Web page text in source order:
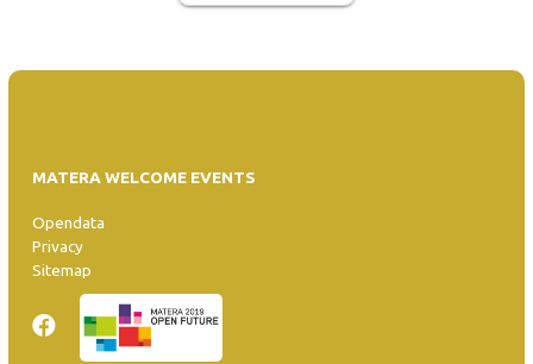
MATERA WELCOME EVENTS
Opendata
Privacy
Sitemap